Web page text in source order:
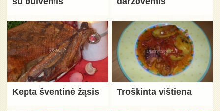
Kepta šventinė žąsis Troškinta vištiena